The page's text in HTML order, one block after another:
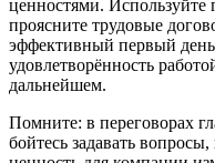
ценностями. Используйте
проясните трудовые
эффективный первый
удовлетворённость
дальнейшем.
Помните: в переговорах
бойтесь задавать